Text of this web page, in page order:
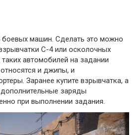
боевых машин. Сделать это можно
C-4 или осколочных
таких автомобилей на задании
и джипы, и
Заранее купите взрывчатка, а
заряды
при выполнении задания.